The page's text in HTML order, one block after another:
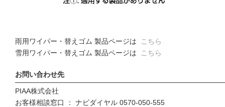
雨用ワイパー・替えゴム 製品ページは
こちら
雪用ワイパー・替えゴム 製品ページは
こちら
お問い合わせ先
PIAA株式会社
お客様相談窓口 ： ナビダイヤル 0570-050-555